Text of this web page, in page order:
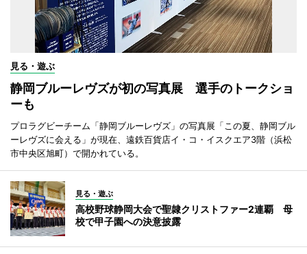
見る・遊ぶ
静岡ブルーレヴズが初の写真展 選手のトークショ
ーも
プロラグビーチーム「静岡ブルーレヴズ」の写真展「この夏、静岡ブル
ーレヴズに会える」が現在、遠鉄百貨店イ・コ・イスクエア3階（浜松
市中央区旭町）で開かれている。
見る・遊ぶ
高校野球静岡大会で聖隷クリストファー2連覇 母
校で甲子園への決意披露